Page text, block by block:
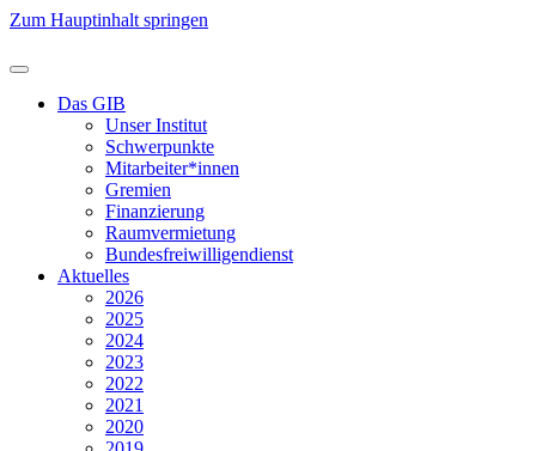
Zum Hauptinhalt springen
Das GIB
Unser Institut
Schwerpunkte
Mitarbeiter*innen
Gremien
Finanzierung
Raumvermietung
Bundesfreiwilligendienst
Aktuelles
2026
2025
2024
2023
2022
2021
2020